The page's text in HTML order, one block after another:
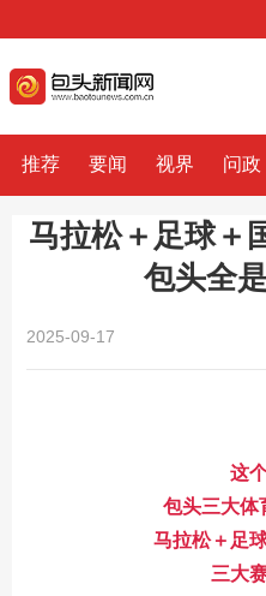
推荐 要闻 视界 问政
马拉松＋足球＋
包头全
2025-09-17
这
包头三大体
马拉松＋足
三大